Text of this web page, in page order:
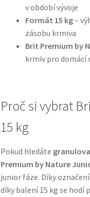
v období vývoje
Formát 15 kg–
zásobu krmiva
Brit Premium by
krmiv pro domácí
Proč si vybrat
15 kg
Pokud hledáte
Premium by Nature
junior fáze. Díky
díky balení 15 kg se hodí